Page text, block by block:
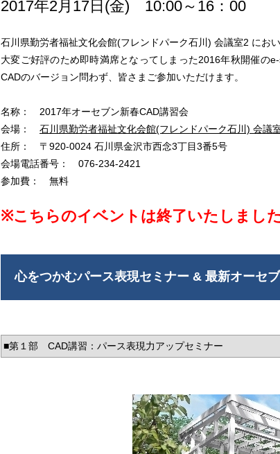
2017年2月17日(金) 10:00～16：00
石川県勤労者福祉文化会館(フレンドパーク石川) 会議室2 にお
大変ご好評のため即時満席となってしまった2016年秋開催の
CADのバージョン問わず、皆さまご参加いただけます。
名称： 2017年オーセブン新春CAD講習会
会場： 石川県勤労者福祉文化会館(フレンドパーク石川) 会議
住所： 〒920-0024 石川県金沢市西念3丁目3番5号
会場電話番号： 076-234-2421
参加費： 無料
※こちらのイベントは終了いたしました
心をつかむパース表現セミナー & 最新オーセ
■第１部 CAD講習：パース表現力アップセミナー